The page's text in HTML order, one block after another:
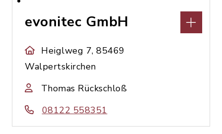
evonitec GmbH
Heiglweg 7, 85469
Walpertskirchen
Thomas Rückschloß
08122 558351